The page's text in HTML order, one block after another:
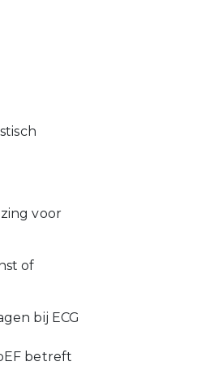
voor
of
bij ECG
betreft